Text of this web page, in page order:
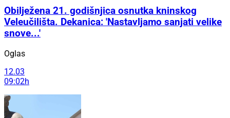
Obilježena 21. godišnjica osnutka kninskog
Veleučilišta. Dekanica: 'Nastavljamo sanjati velike
snove...'
Oglas
12.03
09:02h